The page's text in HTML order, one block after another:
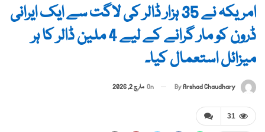
امریکہ نے 35 ہزار ڈالر کی لاگت سے ایک ایرانی
ڈرون کو مار گرانے کے لیے 4 ملین ڈالر کا ہر
میزائل استعمال کیا۔
ByArshad Chaudhary
On مارچ 2, 2026
31